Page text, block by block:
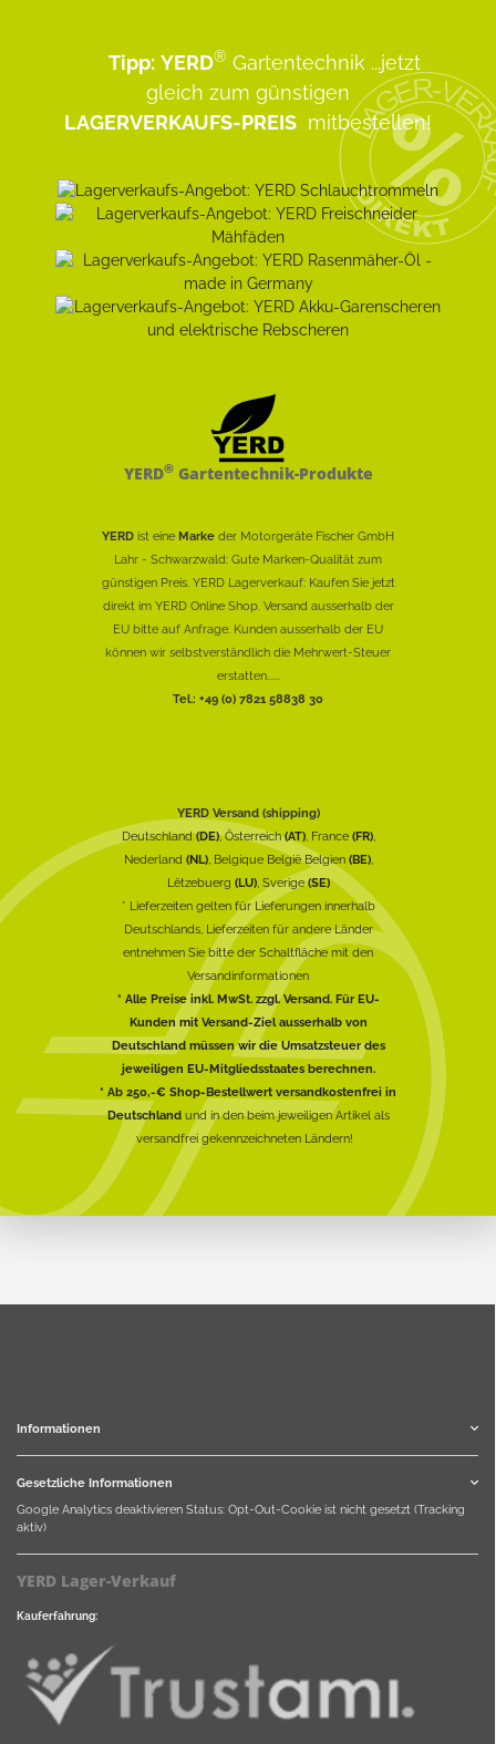
Tipp: YERD® Gartentechnik ...jetzt
gleich zum günstigen
LAGERVERKAUFS-PREIS mitbestellen!
YERD®Gartentechnik-Produkte
YERD ist eine Marke der Motorgeräte Fischer GmbH
Lahr - Schwarzwald: Gute Marken-Qualität zum
günstigen Preis. YERD Lagerverkauf: Kaufen Sie jetzt
direkt im YERD Online Shop. Versand ausserhalb der
EU bitte auf Anfrage. Kunden ausserhalb der EU
können wir selbstverständlich die Mehrwert-Steuer
erstatten......
Tel.: +49 (0) 7821 58838 30
YERD Versand (shipping)
Deutschland(DE), Österreich(AT), France (FR),
Nederland (NL), Belgique België Belgien (BE),
Lëtzebuerg (LU), Sverige(SE)
* Lieferzeiten gelten für Lieferungen innerhalb
Deutschlands, Lieferzeiten für andere Länder
entnehmen Sie bitte der Schaltfläche mit den
Versandinformationen
* Alle Preise inkl. MwSt. zzgl. Versand. Für EU-
Kunden mit Versand-Ziel ausserhalb von
Deutschland müssen wir die Umsatzsteuer des
jeweiligen EU-Mitgliedsstaates berechnen.
* Ab 250,-€ Shop-Bestellwert versandkostenfrei in
Deutschlandund in den beim jeweiligen Artikel als
versandfrei gekennzeichneten Ländern!
Informationen
Gesetzliche Informationen
Google Analytics deaktivieren Status: Opt-Out-Cookie ist nicht gesetzt (Tracking
aktiv)
YERD Lager-Verkauf
Kauferfahrung: